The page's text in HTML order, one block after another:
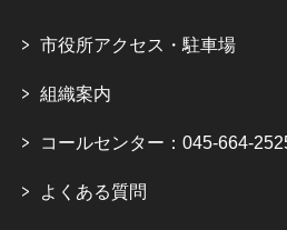
市役所アクセス・駐車場
組織案内
コールセンター：045-664-
よくある質問